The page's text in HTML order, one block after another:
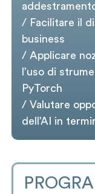
/ Facilitare il
business
/ Applicare
l’uso di
PyTorch
/ Valutare
dell’AI in